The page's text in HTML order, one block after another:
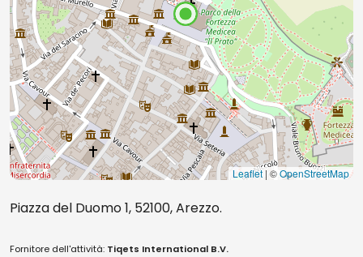
Leaflet| ©OpenStreetMap
Piazza del Duomo 1, 52100, Arezzo.
Fornitore dell'attività: Tiqets International B.V.